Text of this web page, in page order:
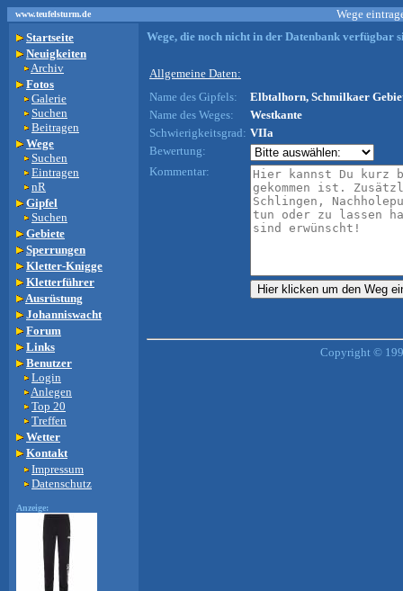
www.teufelsturm.de
Wege
Startseite
Neuigkeiten
Archiv
Fotos
Galerie
Suchen
Beitragen
Wege
Suchen
Eintragen
nR
Gipfel
Suchen
Gebiete
Sperrungen
Kletter-Knigge
Kletterführer
Ausrüstung
Johanniswacht
Forum
Links
Benutzer
Login
Anlegen
Top 20
Treffen
Wetter
Kontakt
Impressum
Datenschutz
Anzeige:
Wege, die noch nicht in der Datenbank verfügbar
Allgemeine Daten:
Name des Gipfels:
Elbtalhorn, Schmilkaer
Name des Weges:
Westkante
Schwierigkeitsgrad: VIIa
Bewertung:
Kommentar:
Copyright ©